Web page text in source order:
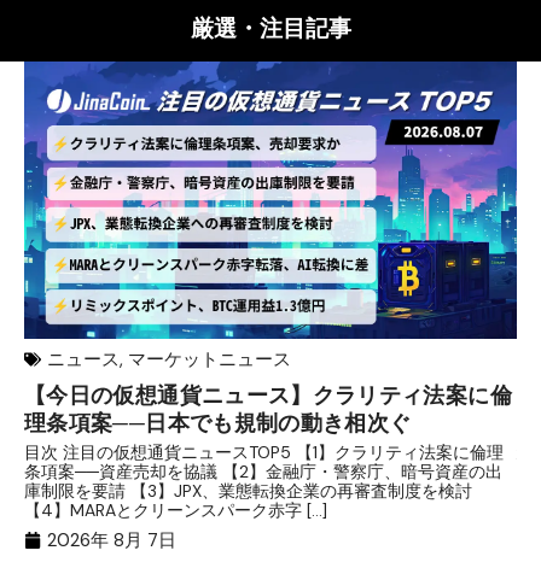
厳選・注目記事
ニュース, マーケットニュース
【今日の仮想通貨ニュース】クラリティ法案に倫
理条項案──日本でも規制の動き相次ぐ
目次 注目の仮想通貨ニュースTOP5 【1】クラリティ法案に倫理
条項案──資産売却を協議 【2】金融庁・警察庁、暗号資産の出
庫制限を要請 【3】JPX、業態転換企業の再審査制度を検討
【4】MARAとクリーンスパーク赤字 […]
2026年 8月 7日